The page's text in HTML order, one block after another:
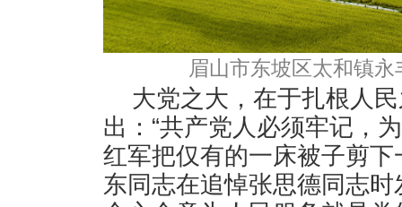
眉山市东坡区太和镇
大党之大，在于扎根人
出：“共产党人必须牢记，
红军把仅有的一床被子剪
东同志在追悼张思德同志